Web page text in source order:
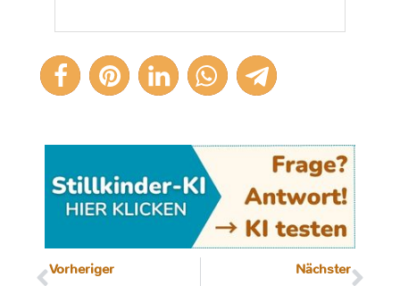
Vorheriger Nächster